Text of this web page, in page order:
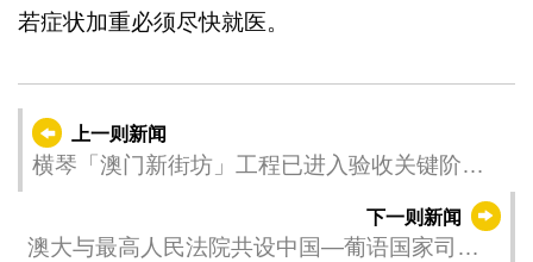
若症状加重必须尽快就医。
上一则新闻
横琴「澳门新街坊」工程已进入验收关键阶段
下一则新闻
澳大与最高人民法院共设中国—葡语国家司法